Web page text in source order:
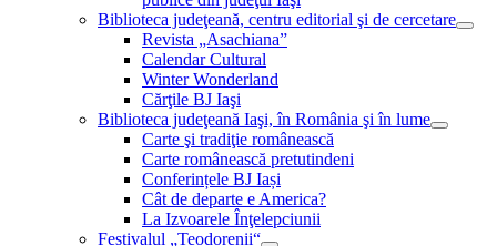
Biblioteca judeţeană, centru editorial şi de cercetare
Revista „Asachiana”
Calendar Cultural
Winter Wonderland
Cărţile BJ Iaşi
Biblioteca judeţeană Iaşi, în România şi în lume
Carte şi tradiţie românească
Carte românească pretutindeni
Conferințele BJ Iași
Cât de departe e America?
La Izvoarele Înţelepciunii
Festivalul „Teodorenii“